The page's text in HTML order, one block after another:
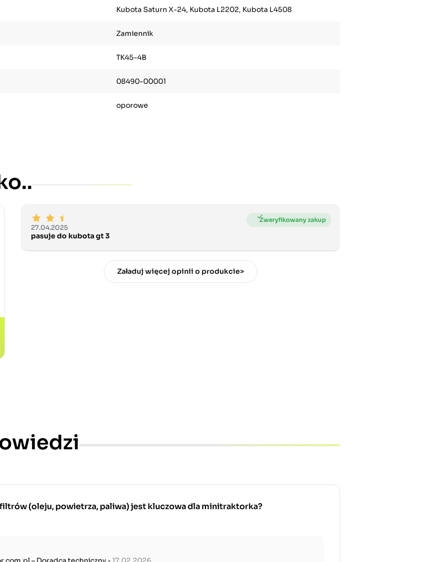
Kubota Saturn X-24, Kubota L2202, Kubota L4508
Zamiennik
TK45-4B
08490-00001
oporowe
27.04.2025
pasuje do kubota gt 3
Załaduj więcej opinii o produkcie>
(oleju, powietrza, paliwa) jest kluczowa dla minitraktorka?